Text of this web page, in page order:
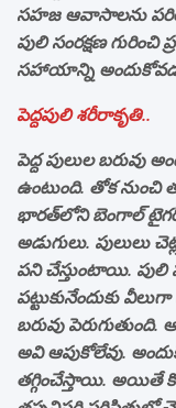
సహజ ఆవాసాలను
పులి సంరక్షణ
సహాయాన్ని
పెద్దపులి శరీరాకృతి..
పెద్ద పులుల బరువు
ఉంటుంది. తోక నుంచి
భారత్‌లోని బెంగాల్‌ టైగర్‌
అడుగులు. పులులు
పని చేస్తుంటాయి. పులి
పట్టుకునేందుకు
బరువు
అవి ఆపుకోలేవు.
తగ్గించేస్తాయి. అయితే